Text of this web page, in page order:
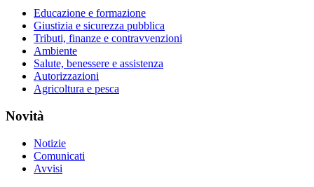
Educazione e formazione
Giustizia e sicurezza pubblica
Tributi, finanze e contravvenzioni
Ambiente
Salute, benessere e assistenza
Autorizzazioni
Agricoltura e pesca
Novità
Notizie
Comunicati
Avvisi